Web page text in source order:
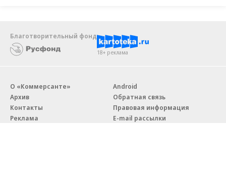
Благотворительный фонд
18+ реклама
О «Коммерсанте»
Архив
Контакты
Реклама
Android
Обратная связь
Правовая информация
E-mail рассылки